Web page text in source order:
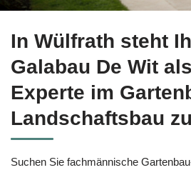
In Wülfrath steht
Galabau De Wit
Experte im
Landschaftsbau
Suchen Sie fachmännische